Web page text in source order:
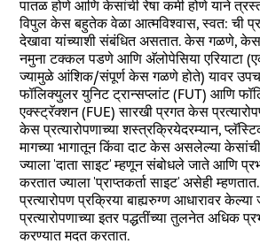
पातळ होणे आणि केसांची रेषा कमी होणे याने
विपुल केस बहुतेक वेळा आत्मविश्वास, स्वत: ची
देखावा यांच्याशी संबंधित असतात. केस गळणे,
नमुना टक्कल पडणे आणि अ‍ॅलोपेसिया एरियाटा
ज्यामुळे आंशिक/संपूर्ण केस गळणे होते) यावर
फॉलिक्युलर युनिट ट्रान्सप्लांट (FUT) आणि
एक्स्ट्रॅक्शन (FUE) सारखी प्रगत केस
केस प्रत्यारोपणाच्या शस्त्रक्रियेदरम्यान,
मागच्या भागातून किंवा दाट केस असलेल्या
ज्याला 'दाता साइट' म्हणून संबोधले जाते आणि
करतात ज्याला 'प्राप्तकर्ता साइट' असेही
प्रत्यारोपण प्रक्रिया बाह्यरुग्ण आधारावर
प्रत्यारोपणाच्या इतर पद्धतींच्या तुलनेत अधिक
करण्यात मदत करतात.